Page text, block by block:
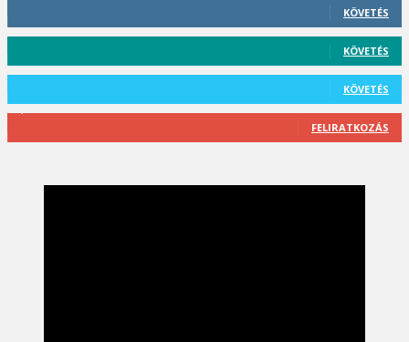
KÖVETÉS
KÖVETÉS
KÖVETÉS
FELIRATKOZÁS